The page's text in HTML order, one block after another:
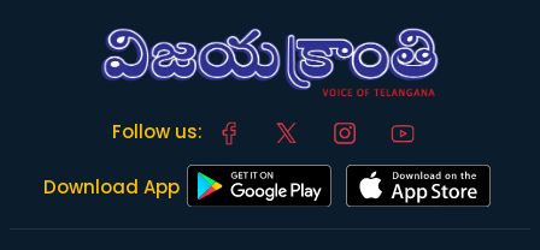
Follow us:
Download App